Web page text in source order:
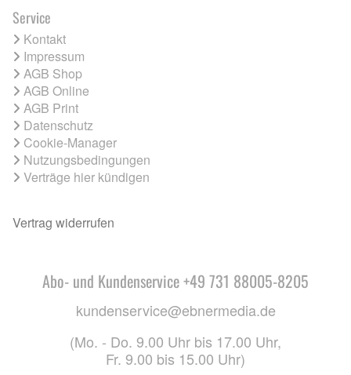
Service
Kontakt
Impressum
AGB Shop
AGB Online
AGB Print
Datenschutz
Cookie-Manager
Nutzungsbedingungen
Verträge hier kündigen
Vertrag widerrufen
Abo- und Kundenservice +49 731 88005-8205
kundenservice@ebnermedia.de
(Mo. - Do. 9.00 Uhr bis 17.00 Uhr,
Fr. 9.00 bis 15.00 Uhr)